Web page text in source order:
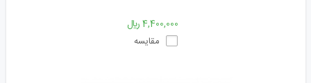
4,400,000 ﷼
مقایسه